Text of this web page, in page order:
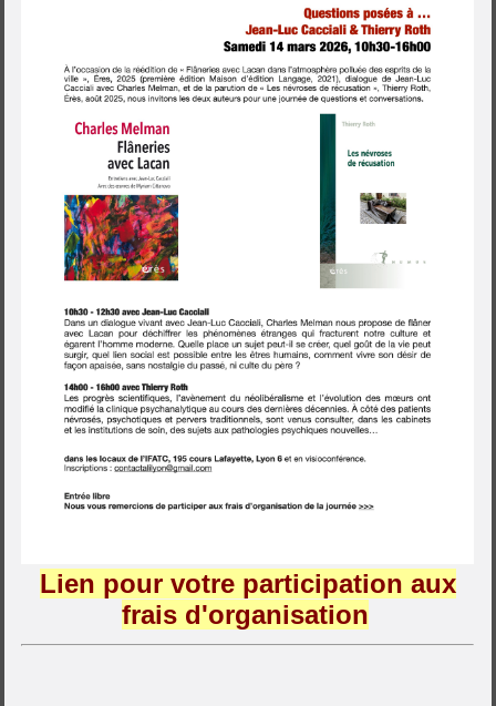
Lien pour votre participation aux
frais d'organisation